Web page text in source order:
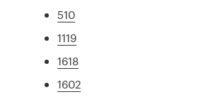
510
1119
1618
1602